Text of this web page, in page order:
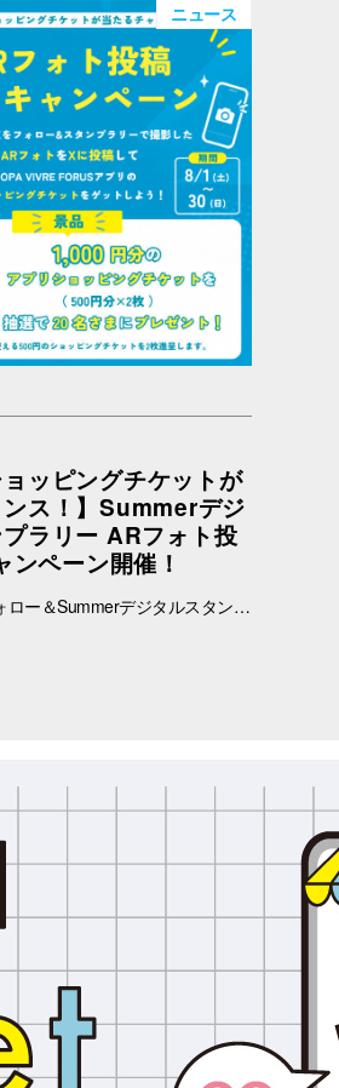
ニュース
ョッピングチケットが
ス！】Summerデジ
ラリー ARフォト投
ンペーン開催！
OPA公式Xをフォロー＆Summerデジタルスタンプラリーで撮影したARフォトを投稿して、OPA VIVRE FORUSアプリのショッピングチケットをゲットしよう！ ■ 景品 500円分のアプリショッピングチケットを2枚（計1,000円分）を抽選で20名さまにプレゼント！ ※税込2,000円で使える500円のショッピングチケットを2枚進呈します。 ■ 応募期間 2026年8月1日(土) ～ 8月30日(日) 23:59まで ※当選者には8月31日(月)以降にDMにてご連絡いたします。 ■ 応募方法 OPA公式X（@opa_vivre_forus）をフォロー Summerデジタルスタンプラリーに参加して、ARフォトを撮影 ハッシュタグ「#おぱんちゅうさぎOPA」「#おぱんちゅうさぎFORUS」「#おぱんちゅうさぎVIVRE」のいずれかをつけて、撮影したARフォトを投稿！ ■ ご注意・各種規約 【撮影・投稿に関する注意】 撮影の際は、周囲のお客さまの通行の妨げにならないようご注意ください。 店内での撮影の際は、各店舗のルールやご案内に沿ってお楽しみください。 ARフォトの撮影、投稿するARフォトは、他のお客さまの顔等が映らないようご配慮をお願いいたします。 危険な行為（階段や無理な姿勢など）はお控えください。 【個人情報・権利に関する注意】 ARフォトの撮影・投稿にあたっては、他のお客さまのプライバシーにご配慮いただき、顔等が写り込まないようお願いいたします。 他のお客さまや第三者が写る場合は、必ずご本人の許可を得たうえで投稿してください。 投稿写真に含まれる著作物（ポスター・商品デザイン等）についてもご配慮ください。 SNSの性質上、投稿された写真は他の利用者に保存・共有される場合がございます。ご理解のうえご参加いただけますと幸いです。 【SNS投稿ルール】 投稿内容が公序良俗に反する場合や、不適切と判断される場合は応募対象外となります。 非公開アカウントからの投稿は応募対象外となる場合がございます。 ハッシュタグや応募条件を満たしていない場合、抽選対象外となる場合がございます。 【キャンペーン関連】 賞品の内容は予告なく変更となる場合がございます。 投稿いただいた画像は、当選者の選定のみに使用し、その他の目的で使用することはございません。